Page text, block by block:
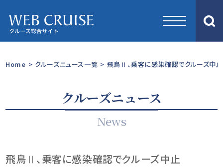
Home > クルーズニュース一覧 > 飛鳥Ⅱ、乗客に感染確認でクルーズ中止
クルーズニュース
News
飛鳥Ⅱ、乗客に感染確認でクルーズ中止